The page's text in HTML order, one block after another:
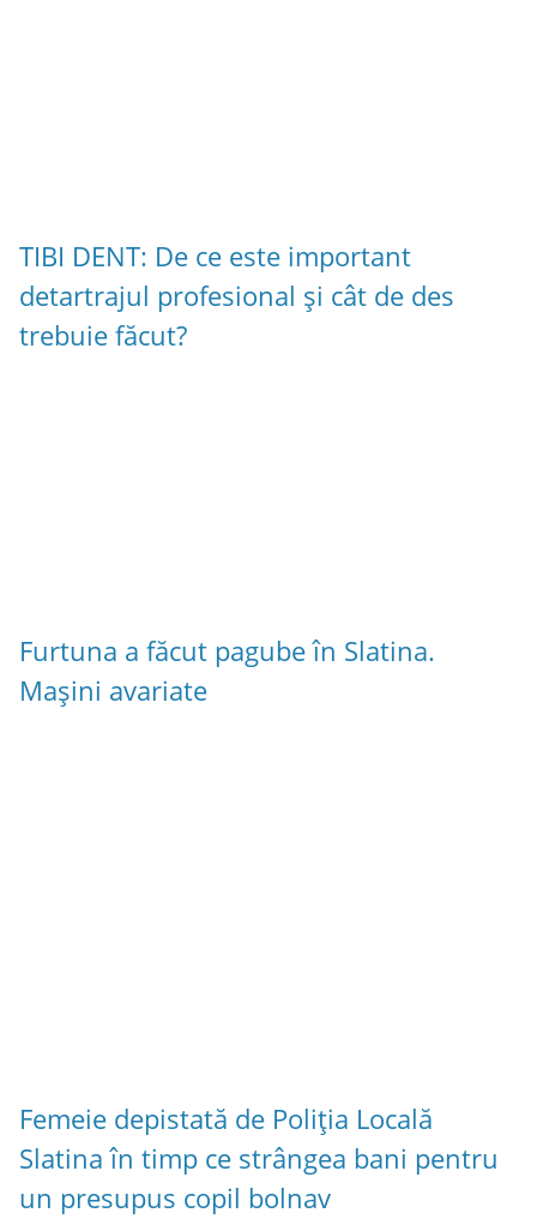
TIBI DENT: De ce este important
detartrajul profesional și cât de des
trebuie făcut?
Furtuna a făcut pagube în Slatina.
Mașini avariate
Femeie depistată de Poliția Locală
Slatina în timp ce strângea bani pentru
un presupus copil bolnav